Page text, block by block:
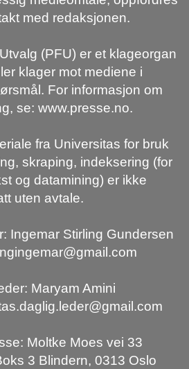
med redaksjonen.
(PFU) er et klageorgan
klager mot mediene i
For informasjon om
se: www.presse.no.
fra Universitas for bruk
skraping, indeksering (for
og datamining) er ikke
uten avtale.
Ingemar Stirling Gundersen
Maryam Amini
Moltke Moes vei 33
3 Blindern, 0313 Oslo